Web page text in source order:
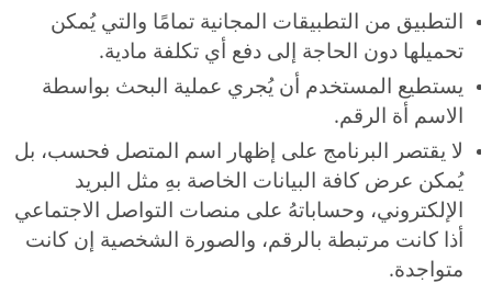
التطبيق من التطبيقات المجانية تمامًا والتي يُمكن
تحميلها دون الحاجة إلى دفع أي تكلفة مادية.
يستطيع المستخدم أن يُجري عملية البحث بواسطة
الاسم أة الرقم.
لا يقتصر البرنامج على إظهار اسم المتصل فحسب، بل
يُمكن عرض كافة البيانات الخاصة بهِ مثل البريد
الإلكتروني، وحساباتهُ على منصات التواصل الاجتماعي
أذا كانت مرتبطة بالرقم، والصورة الشخصية إن كانت
متواجدة.